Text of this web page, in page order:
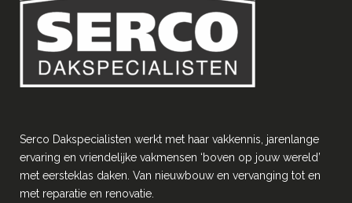
Serco Dakspecialisten werkt met haar vakkennis, jarenlange
ervaring en vriendelĳke vakmensen ‘boven op jouw wereld’
met eersteklas daken. Van nieuwbouw en vervanging tot en
met reparatie en renovatie.